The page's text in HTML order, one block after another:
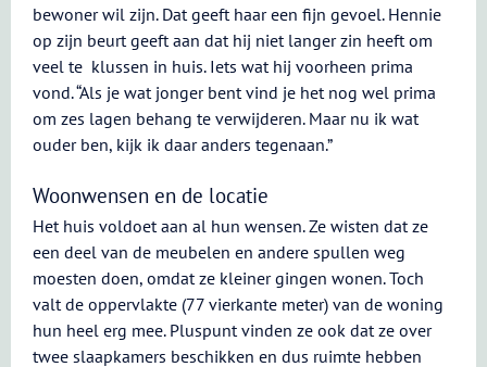
bewoner wil zijn. Dat geeft haar een fijn gevoel. Hennie
op zijn beurt geeft aan dat hij niet langer zin heeft om
veel te klussen in huis. Iets wat hij voorheen prima
vond. “Als je wat jonger bent vind je het nog wel prima
om zes lagen behang te verwijderen. Maar nu ik wat
ouder ben, kijk ik daar anders tegenaan.”
Woonwensen en de locatie
Het huis voldoet aan al hun wensen. Ze wisten dat ze
een deel van de meubelen en andere spullen weg
moesten doen, omdat ze kleiner gingen wonen. Toch
valt de oppervlakte (77 vierkante meter) van de woning
hun heel erg mee. Pluspunt vinden ze ook dat ze over
twee slaapkamers beschikken en dus ruimte hebben